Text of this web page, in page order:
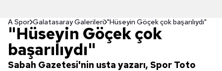
A Spor Galatasaray Galerileri "Hüseyin Göçek çok başarılıydı"
"Hüseyin Göçek çok
başarılıydı"
Sabah Gazetesi'nin usta yazarı, Spor Toto